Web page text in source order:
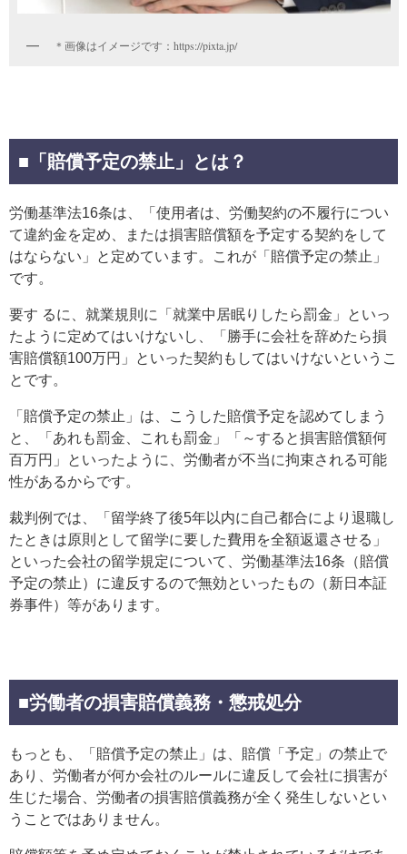
＊画像はイメージです：https://pixta.jp/
■「賠償予定の禁止」とは？
労働基準法16条は、「使用者は、労働契約の不履行につい
て違約金を定め、または損害賠償額を予定する契約をして
はならない」と定めています。これが「賠償予定の禁止」
です。
要す るに、就業規則に「就業中居眠りしたら罰金」といっ
たように定めてはいけないし、「勝手に会社を辞めたら損
害賠償額100万円」といった契約もしてはいけないというこ
とです。
「賠償予定の禁止」は、こうした賠償予定を認めてしまう
と、「あれも罰金、これも罰金」「～すると損害賠償額何
百万円」といったように、労働者が不当に拘束される可能
性があるからです。
裁判例では、「留学終了後5年以内に自己都合により退職し
たときは原則として留学に要した費用を全額返還させる」
といった会社の留学規定について、労働基準法16条（賠償
予定の禁止）に違反するので無効といったもの（新日本証
券事件）等があります。
■労働者の損害賠償義務・懲戒処分
もっとも、「賠償予定の禁止」は、賠償「予定」の禁止で
あり、労働者が何か会社のルールに違反して会社に損害が
生じた場合、労働者の損害賠償義務が全く発生しないとい
うことではありません。